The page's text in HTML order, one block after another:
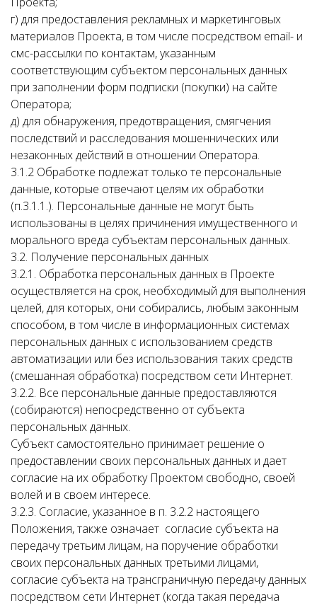
г) для предоставления рекламных и маркетинговых
материалов Проекта, в том числе посредством email- и
смс-рассылки по контактам, указанным
соответствующим субъектом персональных данных
при заполнении форм подписки (покупки) на сайте
Оператора;
д) для обнаружения, предотвращения, смягчения
последствий и расследования мошеннических или
незаконных действий в отношении Оператора.
3.1.2 Обработке подлежат только те персональные
данные, которые отвечают целям их обработки
(п.3.1.1.). Персональные данные не могут быть
использованы в целях причинения имущественного и
морального вреда субъектам персональных данных.
3.2. Получение персональных данных
3.2.1. Обработка персональных данных в Проекте
осуществляется на срок, необходимый для выполнения
целей, для которых, они собирались, любым законным
способом, в том числе в информационных системах
персональных данных с использованием средств
автоматизации или без использования таких средств
(смешанная обработка) посредством сети Интернет.
3.2.2. Все персональные данные предоставляются
(собираются) непосредственно от субъекта
персональных данных.
Субъект самостоятельно принимает решение о
предоставлении своих персональных данных и дает
согласие на их обработку Проектом свободно, своей
волей и в своем интересе.
3.2.3. Согласие, указанное в п. 3.2.2 настоящего
Положения, также означает согласие субъекта на
передачу третьим лицам, на поручение обработки
своих персональных данных третьими лицами,
согласие субъекта на трансграничную передачу данных
посредством сети Интернет (когда такая передача